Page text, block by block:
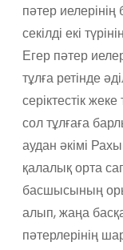
пәтер иелерінің
секілді екі
Егер пәтер
тұлға ретінде
серіктестік
сол тұлғаға
аудан әкімі
қалалық орта
басшысының
алып, жаңа
пәтерлерінің